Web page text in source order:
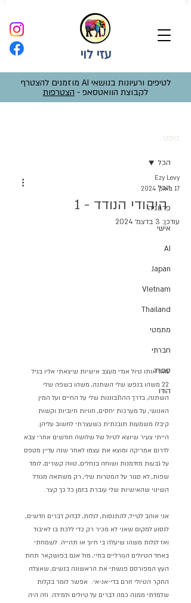
עזי לוי
לטיפים ורעיונות בנושאי AI מוזמנים להצטרף
לקבוצת הוואטסאפ - הצטרפות
פוסט
הכל
פדגוגיה
אישי
AI
Japan
VIetnam
Thailand
מתמטי
חברתי
ספרד
הודו
הכל
היהודי הנודד - 1
Ezy Levy
17 באוק׳ 2024
עודכן: 3 בדצמ׳ 2024
מאז אותו טיול אגדי מעצב אישיות שיצאתי אליו בגיל
22 משהו בנפש שלי השתנה, משהו בשפה שלי
השתנה, בדרך ההתבוננות שלי על החיים ועל המין
האנושי, על מערכות יחסים, חוויות חיוביות וקשות
קיבלו משמעות תובנתית כשעצרתי לחשוב עליהן.
הייתי צעיר שיוצא לטיול של שלושה חודשים אחרי צבא
לדרום אמריקה ומוצא את עצמו לאחר שנה עדיין מטפס
על גבעות מזדמנות ושוחה בנחלים, טווה קשרים, לומד
שפות, לא סגור על המטרות שלי, רק משתאה מגודל
השינוי שהאישיות שלי עוברת בזמן כל כך קצר.
אני אוהב לטייל, להתנסות, לגלות, לבדוק דברים חדשים,
לנסוע למקום שאני לא מכיר רק כדי ללכת בו לאיבוד
ואז לגלות משהו שיעלה בי חיוך או תהייה. לשמחתי
באחד הטיולים הגורליים בחיי, מול אגם בפושקאר תחת
העץ המפורסם פגשתי את הראשונה בנשים, שאצלה
החקר הטיולי זורם בדי-אנ-אי.  אפשר לומר בקלות
שלמדתי ממנה כמה דברים על טיולים ולמידה. וזה היה